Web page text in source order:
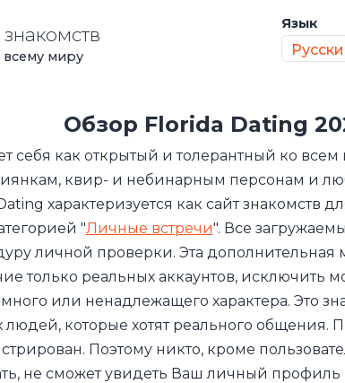
миру
Язык
Обзор Florida Dating
себя как открытый и толерантный ко всем
квир- и небинарным персонам и
характеризуется как сайт знакомств
"Личные встречи". Все
личной проверки. Эта дополнительная
только реальных аккаунтов, исключить
или ненадлежащего характера. Это
людей, которые хотят реального общения.
Поэтому никто, кроме
не сможет увидеть Ваш личный